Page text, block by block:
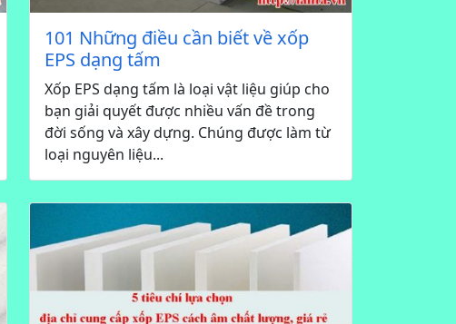
101 Những điều cần biết về xốp
EPS dạng tấm
Xốp EPS dạng tấm là loại vật liệu giúp cho
bạn giải quyết được nhiều vấn đề trong
đời sống và xây dựng. Chúng được làm từ
loại nguyên liệu...